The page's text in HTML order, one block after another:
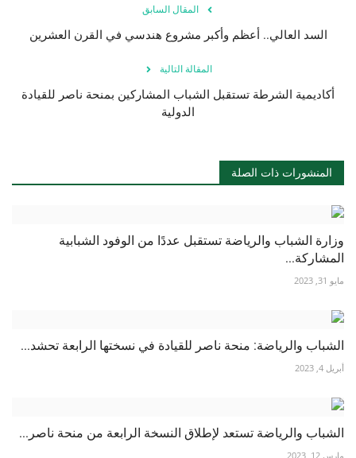
المقال السابق
السد العالي.. أعظم وأكبر مشروع هندسي في القرن العشرين
المقالة التالية
أكاديمية الشرطة تستقبل الشباب المشاركين بمنحة ناصر للقيادة
الدولية
المنشورات ذات الصلة
وزارة الشباب والرياضة تستقبل عددًا من الوفود الشبابية
المشاركة...
مايو 31, 2023
الشباب والرياضة: منحة ناصر للقيادة في نسختها الرابعة تحشد...
أبريل 4, 2023
الشباب والرياضة تستعد لإطلاق النسخة الرابعة من منحة ناصر...
مارس 12, 2023